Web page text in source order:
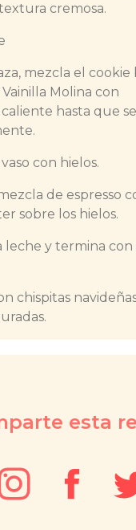
cremosa.
mezcla el
Molina con
caliente hasta que
con hielos.
de espresso
sobre los hielos.
leche y termina
chispitas
esta